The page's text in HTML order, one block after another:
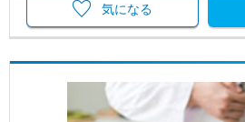
気になる